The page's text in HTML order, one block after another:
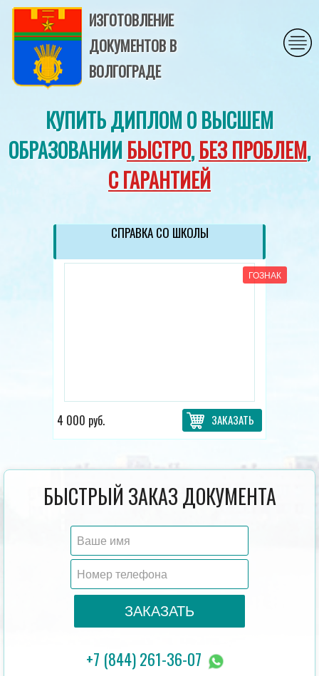
ИЗГОТОВЛЕНИЕ
ДОКУМЕНТОВ В
ВОЛГОГРАДЕ
КУПИТЬ ДИПЛОМ О ВЫСШЕМ
ОБРАЗОВАНИИБЫСТРО,БЕЗ ПРОБЛЕМ,
С ГАРАНТИЕЙ
СПРАВКА СО ШКОЛЫ
ГОЗНАК
4 000 руб. ЗАКАЗАТЬ
БЫСТРЫЙ ЗАКАЗ ДОКУМЕНТА
ЗАКАЗАТЬ
+7 (844) 261-36-07